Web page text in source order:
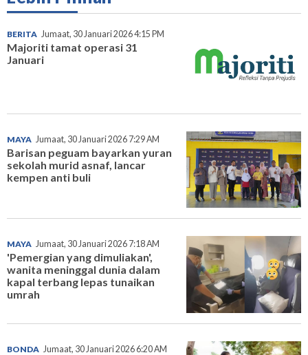
BERITA Jumaat, 30 Januari 2026 4:15 PM
Majoriti tamat operasi 31
Januari
MAYA Jumaat, 30 Januari 2026 7:29 AM
Barisan peguam bayarkan yuran
sekolah murid asnaf, lancar
kempen anti buli
MAYA Jumaat, 30 Januari 2026 7:18 AM
'Pemergian yang dimuliakan',
wanita meninggal dunia dalam
kapal terbang lepas tunaikan
umrah
BONDA Jumaat, 30 Januari 2026 6:20 AM